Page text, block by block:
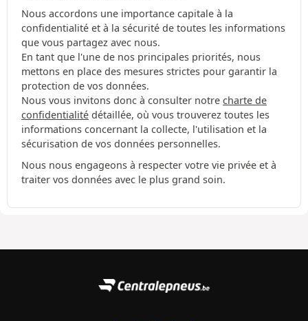
Nous accordons une importance capitale à la
confidentialité et à la sécurité de toutes les informations
que vous partagez avec nous.
En tant que l'une de nos principales priorités, nous
mettons en place des mesures strictes pour garantir la
protection de vos données.
Nous vous invitons donc à consulter notre charte de
confidentialité détaillée, où vous trouverez toutes les
informations concernant la collecte, l'utilisation et la
sécurisation de vos données personnelles.
Nous nous engageons à respecter votre vie privée et à
traiter vos données avec le plus grand soin.